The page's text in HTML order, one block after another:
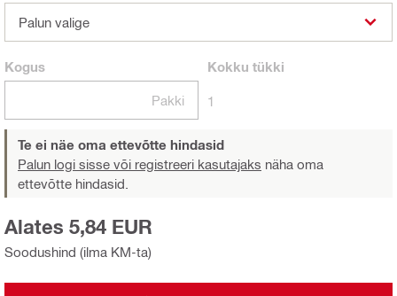
Palun valige
Kogus
Pakki
Kokku tükki
1
Te ei näe oma ettevõtte hindasid
Palun logi sisse või registreeri kasutajaks näha oma
ettevõtte hindasid.
Soodushind (ilma KM-ta)
Alates 5,84 EUR